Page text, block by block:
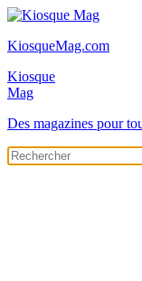
KiosqueMag.com
Kiosque
Mag
Des magazines pour